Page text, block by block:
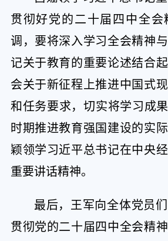
贯彻好党的二十届四中全会
调，要将深入学习全会精神
记关于教育的重要论述结合
会关于新征程上推进中国式
和任务要求，切实将学习成
时期推进教育强国建设的实
颖领学习近平总书记在中央
重要讲话精神。
最后，王军向全体党员
贯彻党的二十届四中全会精神